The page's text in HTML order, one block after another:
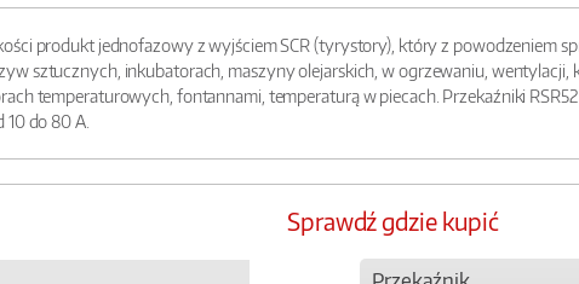
produkt jednofazowy z wyjściem SCR (tyrystory), który z powodzeniem
sztucznych, inkubatorach, maszyny olejarskich, w ogrzewaniu, wentylacji,
temperaturowych, fontannami, temperaturą w piecach. Przekaźniki
do 80 A.
Sprawdź gdzie kupić